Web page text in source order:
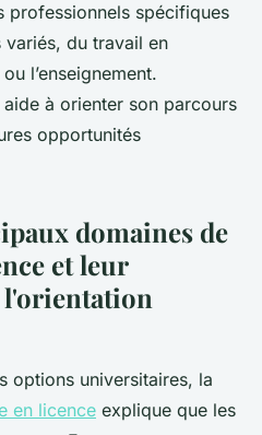
lecture
professionnels spécifiques
du travail en
l’enseignement.
à orienter son parcours
opportunités
domaines de
et leur
options universitaires, la
en licence explique que les